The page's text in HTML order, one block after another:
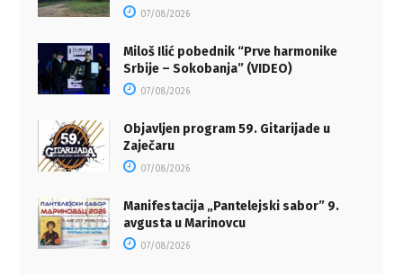
07/08/2026
Miloš Ilić pobednik “Prve harmonike
Srbije – Sokobanja” (VIDEO)
07/08/2026
Objavljen program 59. Gitarijade u
Zaječaru
07/08/2026
Manifestacija „Pantelejski sabor” 9.
avgusta u Marinovcu
07/08/2026